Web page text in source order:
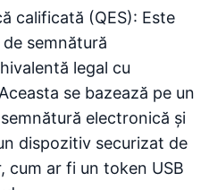
calificată (QES): Este
semnătură
legal cu
se bazează pe un
electronică și
dispozitiv securizat de
cum ar fi un token USB